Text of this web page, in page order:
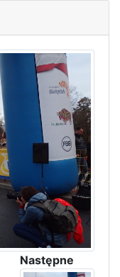
Następne